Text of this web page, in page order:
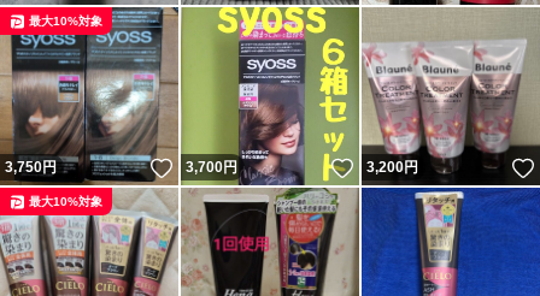
3,750円 いいね！
最大10%対象
3,700円 いいね！
3,200円
最大10%対象